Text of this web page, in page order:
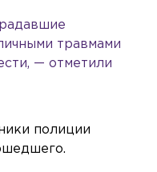
травмами
— отметили
полиции